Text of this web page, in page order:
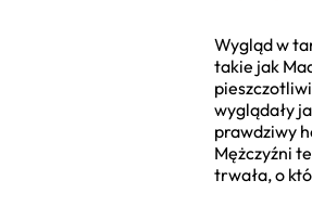
Wygląd w
takie jak
wyglądały
prawdziwy
Mężczyźni
trwała, o